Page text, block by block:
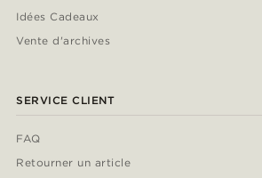
Idées Cadeaux
Vente d'archives
SERVICE CLIENT
FAQ
Retourner un article